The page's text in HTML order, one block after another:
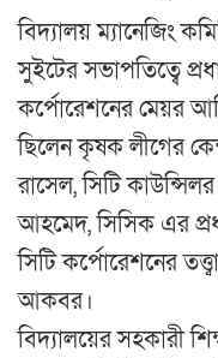
বিদ্যালয় ম্যানেজিং
সুইটের সভাপতিত্বে
কর্পোরেশনের মেয়র
ছিলেন কৃষক লীগের
রাসেল, সিটি
আহমেদ, সিসিক এর
সিটি কর্পোরেশনের
আকবর।
বিদ্যালয়ের সহকারী